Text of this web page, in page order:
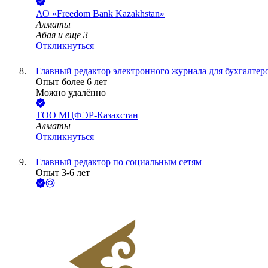
АО «Freedom Bank Kazakhstan»
Алматы
Абая и еще 3
Откликнуться
Главный редактор электронного журнала для
Опыт более 6 лет
Можно удалённо
ТОО МЦФЭР-Казахстан
Алматы
Откликнуться
Главный редактор по социальным сетям
Опыт 3-6 лет